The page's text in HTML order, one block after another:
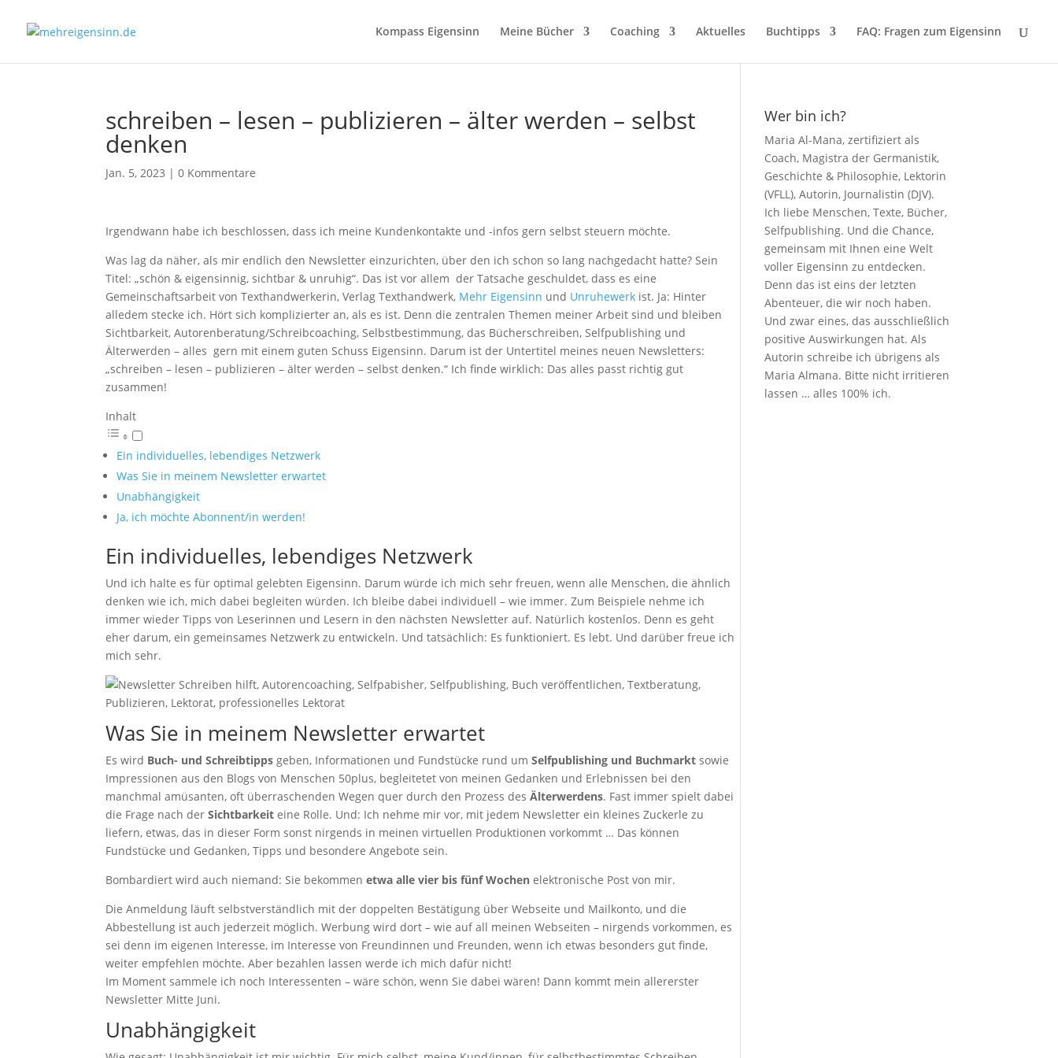
Kompass Eigensinn Meine Bücher Coaching Aktuelles Buchtipps FAQ: Fragen zum Eigensinn
schreiben – lesen – publizieren – älter werden – selbst
denken
Jan. 5, 2023 |0 Kommentare
Irgendwann habe ich beschlossen, dass ich meine Kundenkontakte und -infos gern selbst steuern möchte.
Was lag da näher, als mir endlich den Newsletter einzurichten, über den ich schon so lang nachgedacht hatte? Sein
Titel: „schön & eigensinnig, sichtbar & unruhig“. Das ist vor allem der Tatsache geschuldet, dass es eine
Gemeinschaftsarbeit von Texthandwerkerin, Verlag Texthandwerk, Mehr Eigensinn und Unruhewerk ist. Ja: Hinter
alledem stecke ich. Hört sich komplizierter an, als es ist. Denn die zentralen Themen meiner Arbeit sind und bleiben
Sichtbarkeit, Autorenberatung/Schreibcoaching, Selbstbestimmung, das Bücherschreiben, Selfpublishing und
Älterwerden – alles gern mit einem guten Schuss Eigensinn. Darum ist der Untertitel meines neuen Newsletters:
„schreiben – lesen – publizieren – älter werden – selbst denken.“ Ich finde wirklich: Das alles passt richtig gut
zusammen!
Inhalt
Ein individuelles, lebendiges Netzwerk
Was Sie in meinem Newsletter erwartet
Unabhängigkeit
Ja, ich möchte Abonnent/in werden!
Ein individuelles, lebendiges Netzwerk
Und ich halte es für optimal gelebten Eigensinn. Darum würde ich mich sehr freuen, wenn alle Menschen, die ähnlich
denken wie ich, mich dabei begleiten würden. Ich bleibe dabei individuell – wie immer. Zum Beispiele nehme ich
immer wieder Tipps von Leserinnen und Lesern in den nächsten Newsletter auf. Natürlich kostenlos. Denn es geht
eher darum, ein gemeinsames Netzwerk zu entwickeln. Und tatsächlich: Es funktioniert. Es lebt. Und darüber freue ich
mich sehr.
Was Sie in meinem Newsletter erwartet
Es wird Buch- und Schreibtipps geben, Informationen und Fundstücke rund umSelfpublishing und Buchmarkt sowie
Impressionen aus den Blogs von Menschen 50plus, begleitetet von meinen Gedanken und Erlebnissen bei den
manchmal amüsanten, oft überraschenden Wegen quer durch den Prozess desÄlterwerdens. Fast immer spielt dabei
die Frage nach derSichtbarkeit eine Rolle. Und: Ich nehme mir vor, mit jedem Newsletter ein kleines Zuckerle zu
liefern, etwas, das in dieser Form sonst nirgends in meinen virtuellen Produktionen vorkommt … Das können
Fundstücke und Gedanken, Tipps und besondere Angebote sein.
Bombardiert wird auch niemand: Sie bekommen etwa alle vier bis fünf Wochen elektronische Post von mir.
Die Anmeldung läuft selbstverständlich mit der doppelten Bestätigung über Webseite und Mailkonto, und die
Abbestellung ist auch jederzeit möglich. Werbung wird dort – wie auf all meinen Webseiten – nirgends vorkommen, es
sei denn im eigenen Interesse, im Interesse von Freundinnen und Freunden, wenn ich etwas besonders gut finde,
weiter empfehlen möchte. Aber bezahlen lassen werde ich mich dafür nicht!
Im Moment sammele ich noch Interessenten – wäre schön, wenn Sie dabei wären! Dann kommt mein allererster
Newsletter Mitte Juni.
Unabhängigkeit
Wer bin ich?
Maria Al-Mana, zertifiziert als
Coach, Magistra der Germanistik,
Geschichte & Philosophie, Lektorin
(VFLL), Autorin, Journalistin (DJV).
Ich liebe Menschen, Texte, Bücher,
Selfpublishing. Und die Chance,
gemeinsam mit Ihnen eine Welt
voller Eigensinn zu entdecken.
Denn das ist eins der letzten
Abenteuer, die wir noch haben.
Und zwar eines, das ausschließlich
positive Auswirkungen hat. Als
Autorin schreibe ich übrigens als
Maria Almana. Bitte nicht irritieren
lassen … alles 100% ich.